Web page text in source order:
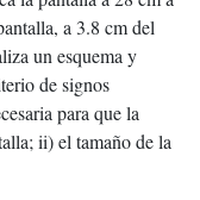
a 3.8 cm del
un esquema y
de signos
para que la
ii) el tamaño de la